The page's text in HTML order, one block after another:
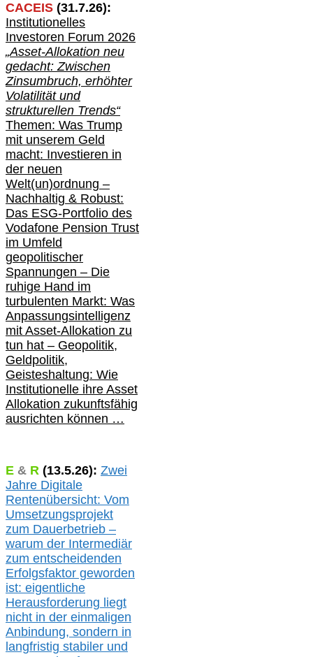
CACEIS (31.7.26):
Institutionelles
Investoren Forum 2026
„Asset-Allokation neu
gedacht: Zwischen
Zinsumbruch, erhöhter
Volatilität und
strukturellen Trends“
Themen: Was Trump
mit unserem Geld
macht: Investieren in
der neuen
Welt(un)ordnung –
Nachhaltig & Robust:
Das ESG-Portfolio des
Vodafone Pension Trust
im Umfeld
geopolitischer
Spannungen – Die
ruhige Hand im
turbulenten Markt: Was
Anpassungsintelligenz
mit Asset-Allokation zu
tun hat – Geopolitik,
Geldpolitik,
Geisteshaltung: Wie
Institutionelle ihre Asset
Allokation zukunftsfähig
ausrichten können …
E & R (13.5.26): Zwei
Jahre Digitale
Rentenübersicht: Vom
Umsetzungsprojekt
zum Dauerbetrieb –
warum der Intermediär
zum entscheidenden
Erfolgsfaktor geworden
ist: eigentliche
Herausforderung liegt
nicht in der einmaligen
Anbindung, sondern in
langfristig stabiler und